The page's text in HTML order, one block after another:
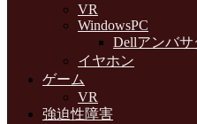
VR
WindowsPC
Dellアンバサ
イヤホン
ゲーム
VR
強迫性障害